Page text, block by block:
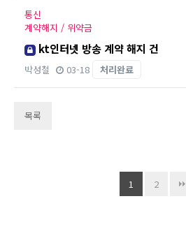
통신
계약해지 / 위약금
kt인터넷 방송 계약 해지 건
박성철 03-18 처리완료
목록
1 2